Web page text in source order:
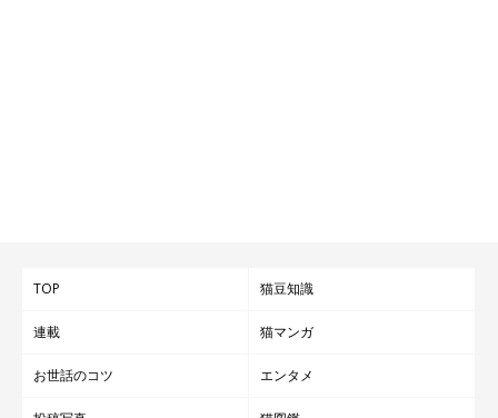
TOP 猫豆知識
連載 猫マンガ
お世話のコツ エンタメ